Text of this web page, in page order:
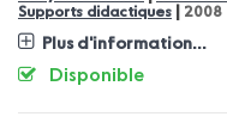
Supports didactiques 2008
Plus d'information...
Disponible